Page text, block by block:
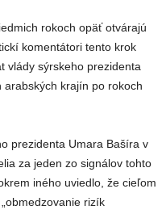
rokoch opäť otvárajú
komentátori tento krok
vlády sýrskeho prezidenta
arabských krajín po rokoch
prezidenta Umara Bašíra v
za jeden zo signálov tohto
iného uviedlo, že cieľom
rizík